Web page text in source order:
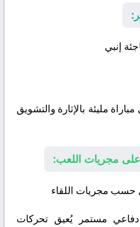
إنبي
مليئة بالإثارة والتشويق
على مجريات اللعب:
حسب مجريات اللقاء
مستمر يُعيق تحركات